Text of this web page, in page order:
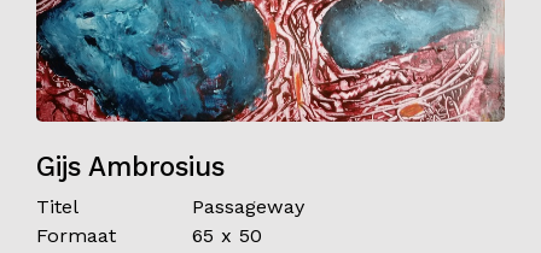
Gijs Ambrosius
Titel
Passageway
Formaat
65 x 50